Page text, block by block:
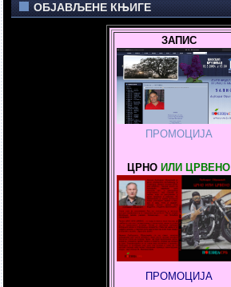
ОБЈАВЉЕНЕ КЊИГЕ
ЗАПИС
ПРОМОЦИЈА
ЦРНО ИЛИ ЦРВЕНО
ПРОМОЦИЈА